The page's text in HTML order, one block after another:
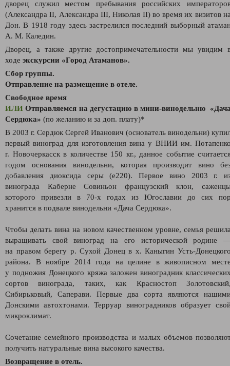
дворец служил местом пребывания российских
(Александра II, Александра III, Николая II) во время их визитов
Дон. В 1918 году здесь застрелился последний выборный
А. М. Каледин.
Дворец, а также другие достопримечательности мы увидим
ходе экскурсии «Город Атаманов».
Сбор группы.
Отправление на размещение в отеле.
Свободное время
ИЛИ Отправляемся на дегустацию в мини-винодельню
Сердюка» (по желанию и за доп. плату)*
В 2003 г. Сердюк Сергей Иванович (основатель винодельни)
первый виноград для изготовления вина у ВНИИ им.
г. Новочеркасск в количестве 150 кг., данное событие
годом основания винодельни, которая производит вино
добавления диоксида серы (е220). Первое вино 2003 г.
винограда Каберне Совиньон французский клон,
которого привезли в 70-х годах из Югославии до сих
хранится в подвале винодельни «Дача Сердюка».
Чтобы делать вина на новом качественном уровне, семья
выращивать свой виноград на его исторической родине
на правом берегу р. Сухой Донец в х. Каныгин Усть-
района. В ноябре 2014 года на целине в живописном
у подножия Донецкого кряжа заложен виноградник
сортов винограда, таких, как Красностоп
Сибирьковый, Саперави. Первые два сорта являются
Донскими автохтонами. Терруар виноградников образует
микроклимат.
Сочетание семейного производства и малых объемов
получить натуральные вина высокого качества.
Возвращение в отель.